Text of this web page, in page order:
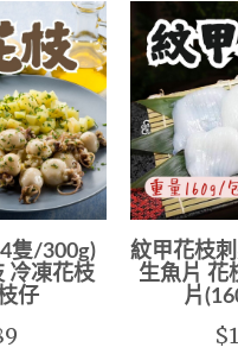
隻/300g)
冷凍花枝
仔
紋甲花枝
生魚片 花
片